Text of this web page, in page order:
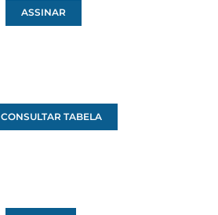
ASSINAR
CONSULTAR TABELA